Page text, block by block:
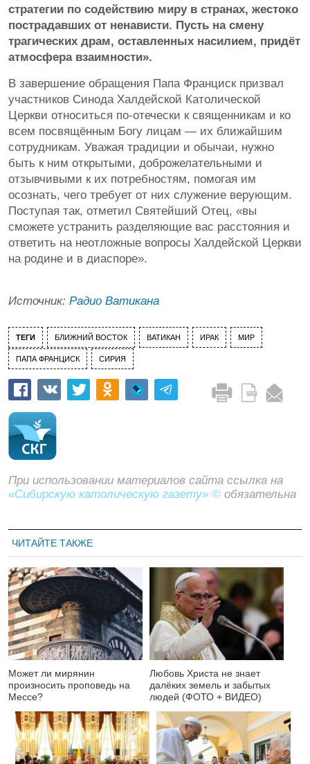
стратегии по содействию миру в странах, жестоко
пострадавших от ненависти. Пусть на смену
трагических драм, оставленных насилием, придёт
атмосфера взаимности».
В завершение обращения Папа Франциск призвал
участников Синода Халдейской Католической
Церкви относиться по-отечески к священникам и ко
всем посвящённым Богу лицам — их ближайшим
сотрудникам. Уважая традиции и обычаи, нужно
быть к ним открытыми, доброжелательными и
отзывчивыми к их потребностям, помогая им
осознать, чего требует от них служение верующим.
Поступая так, отметил Святейший Отец, «вы
сможете устранить разделяющие вас расстояния и
ответить на неотложные вопросы Халдейской Церкви
на родине и в диаспоре».
Источник: Радио Ватикана
ТЕГИ БЛИЖНИЙ ВОСТОК ВАТИКАН ИРАК МИР
ПАПА ФРАНЦИСК СИРИЯ
При использовании материалов сайта ссылка на
«Сибирскую католическую газету» © обязательна
ЧИТАЙТЕ ТАКЖЕ
Может ли мирянин
произносить проповедь на
Мессе?
Любовь Христа не знает
далёких земель и забытых
людей (ФОТО + ВИДЕО)